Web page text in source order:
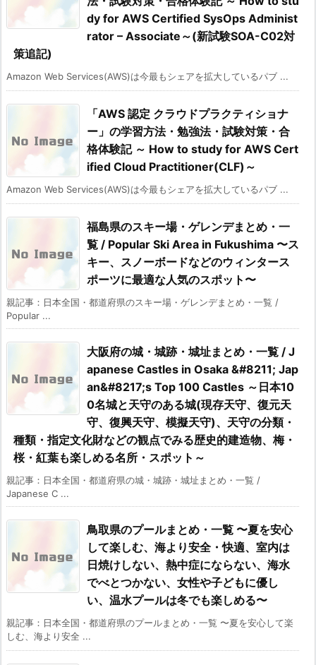
dy for AWS Certified SysOps Administ
rator – Associate～(新試験SOA-C02対
策追記)
Amazon Web Services(AWS)は今最もシェアを拡大しているパブ ...
「AWS 認定 クラウドプラクティショナ
ー」の学習方法・勉強法・試験対策・合
格体験記 ～ How to study for AWS Cert
ified Cloud Practitioner(CLF)～
Amazon Web Services(AWS)は今最もシェアを拡大しているパブ ...
福島県のスキー場・ゲレンデまとめ・一
覧 / Popular Ski Area in Fukushima 〜ス
キー、スノーボードなどのウィンタース
ポーツに最適な人気のスポット〜
親記事：日本全国・都道府県のスキー場・ゲレンデまとめ・一覧 /
Popular ...
大阪府の城・城跡・城址まとめ・一覧 / J
apanese Castles in Osaka &#8211; Jap
an&#8217;s Top 100 Castles ～日本10
0名城と天守のある城(現存天守、復元天
守、復興天守、模擬天守)、天守の分類・
種類・指定文化財などの観点でみる歴史的建造物、梅・
桜・紅葉も楽しめる名所・スポット～
親記事：日本全国・都道府県の城・城跡・城址まとめ・一覧 /
Japanese C ...
鳥取県のプールまとめ・一覧 〜夏を安心
して楽しむ、海より安全・快適、室内は
日焼けしない、熱中症にならない、海水
でべとつかない、女性や子どもに優し
い、温水プールは冬でも楽しめる〜
親記事：日本全国・都道府県のプールまとめ・一覧 〜夏を安心して楽
しむ、海より安全 ...